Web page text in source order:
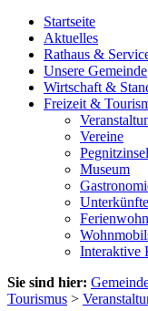
Startseite
Aktuelles
Rathaus &
Unsere Gemeinde
Wirtschaft &
Freizeit &
Vereine
Pegnitzinsel
Museum
Unterkünfte
Interaktive
Sie sind hier:
Tourismus >